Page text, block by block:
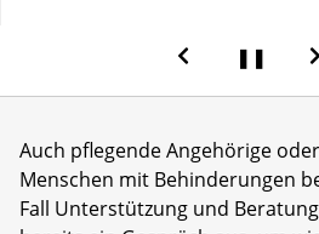
❚❚
Auch pflegende Angehörige
Menschen mit Behinderungen
Fall Unterstützung und